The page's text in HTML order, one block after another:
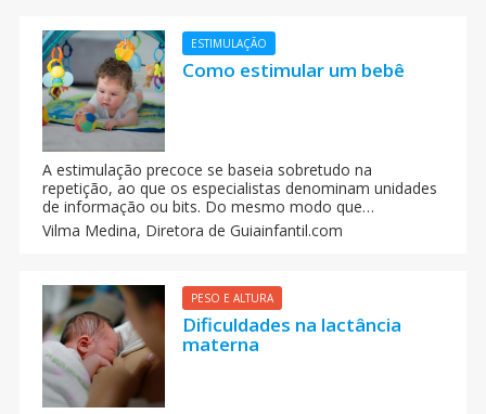
ESTIMULAÇÃO
Como estimular um bebê
A estimulação precoce se baseia sobretudo na
repetição, ao que os especialistas denominam unidades
de informação ou bits. Do mesmo modo que
aprendemos a dizer “mamãe” ou “papai”, repetindo para
que falem várias vezes, podemos também aprender a
a desenvolver aspectos físicos, sensoriais e sociais.
Vilma Medina, Diretora de Guiainfantil.com
PESO E ALTURA
Dificuldades na lactância
materna